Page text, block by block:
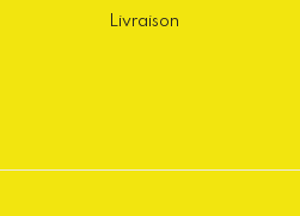
Livraison